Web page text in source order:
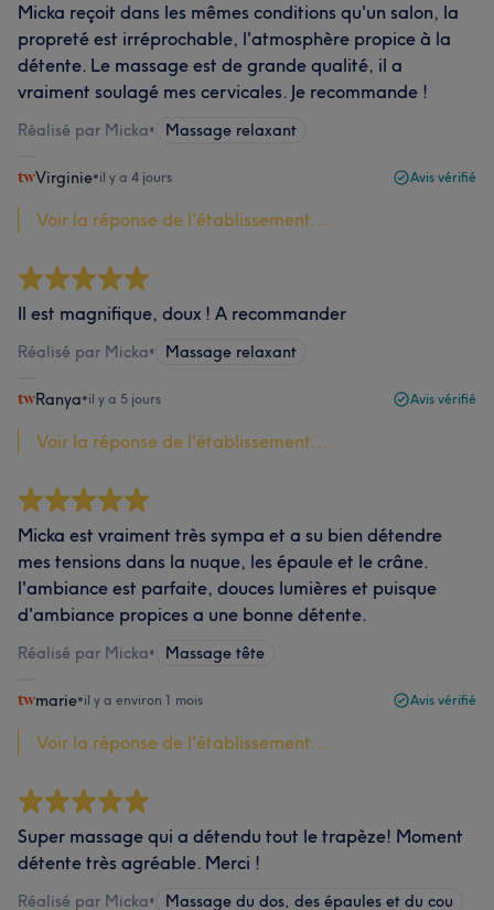
Micka reçoit dans les mêmes conditions qu'un salon, la
propreté est irréprochable, l'atmosphère propice à la
détente. Le massage est de grande qualité, il a
vraiment soulagé mes cervicales. Je recommande !
Réalisé par Micka• Massage relaxant
Virginie•il y a 4 jours Avis vérifié
Voir la réponse de l'établissement...
Il est magnifique, doux ! A recommander
Réalisé par Micka• Massage relaxant
Ranya•il y a 5 jours Avis vérifié
Voir la réponse de l'établissement...
Micka est vraiment très sympa et a su bien détendre
mes tensions dans la nuque, les épaule et le crâne.
l'ambiance est parfaite, douces lumières et puisque
d'ambiance propices a une bonne détente.
Réalisé par Micka• Massage tête
marie•il y a environ 1 mois Avis vérifié
Voir la réponse de l'établissement...
Super massage qui a détendu tout le trapèze! Moment
détente très agréable. Merci !
Réalisé par Micka• Massage du dos, des épaules et du cou